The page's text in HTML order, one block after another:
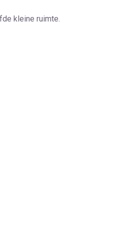
kleine ruimte.